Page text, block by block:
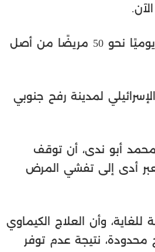
وأوضح الوحيدي أنه وقبل إغلاق المعبر كان يسافر يوميًا نحو 50 مريضًا من أصل
لمدينة رفح جنوبي
محمد أبو ندى، أن توقف
أدى إلى تفشي المرض
وأن العلاج الكيماوي
30 عامًا، بنسبة نجاح محدودة، نتيجة عدم توفر